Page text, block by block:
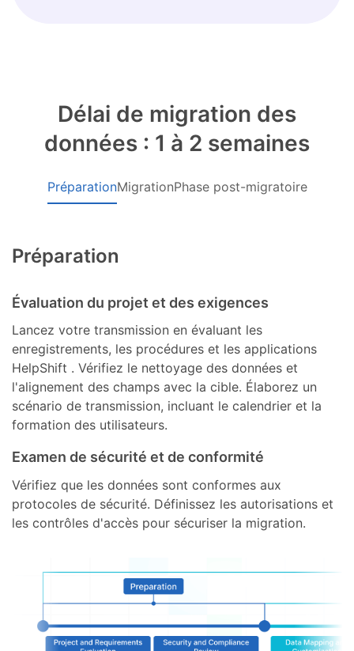
Délai de migration des
données : 1 à 2 semaines
PréparationMigrationPhase post-migratoire
Préparation
Évaluation du projet et des exigences
Lancez votre transmission en évaluant les
enregistrements, les procédures et les applications
HelpShift . Vérifiez le nettoyage des données et
l'alignement des champs avec la cible. Élaborez un
scénario de transmission, incluant le calendrier et la
formation des utilisateurs.
Examen de sécurité et de conformité
Vérifiez que les données sont conformes aux
protocoles de sécurité. Définissez les autorisations et
les contrôles d'accès pour sécuriser la migration.